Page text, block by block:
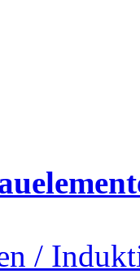
/